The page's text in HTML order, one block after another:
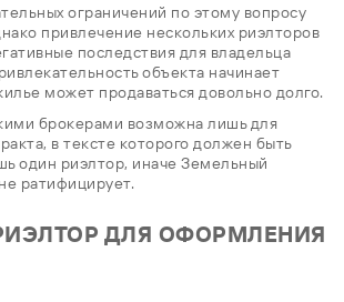
ограничений по этому вопросу
привлечение нескольких риэлторов
последствия для владельца
объекта начинает
может продаваться довольно долго.
брокерами возможна лишь для
в тексте которого должен быть
один риэлтор, иначе Земельный
ратифицирует.
ДЛЯ ОФОРМЛЕНИЯ